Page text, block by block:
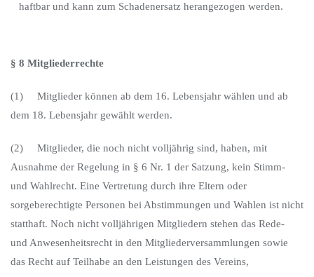
haftbar und kann zum Schadenersatz herangezogen werden.
§ 8 Mitgliederrechte
(1) Mitglieder können ab dem 16. Lebensjahr wählen und ab
dem 18. Lebensjahr gewählt werden.
(2) Mitglieder, die noch nicht volljährig sind, haben, mit
Ausnahme der Regelung in § 6 Nr. 1 der Satzung, kein Stimm-
und Wahlrecht. Eine Vertretung durch ihre Eltern oder
sorgeberechtigte Personen bei Abstimmungen und Wahlen ist nicht
statthaft. Noch nicht volljährigen Mitgliedern stehen das Rede-
und Anwesenheitsrecht in den Mitgliederversammlungen sowie
das Recht auf Teilhabe an den Leistungen des Vereins,